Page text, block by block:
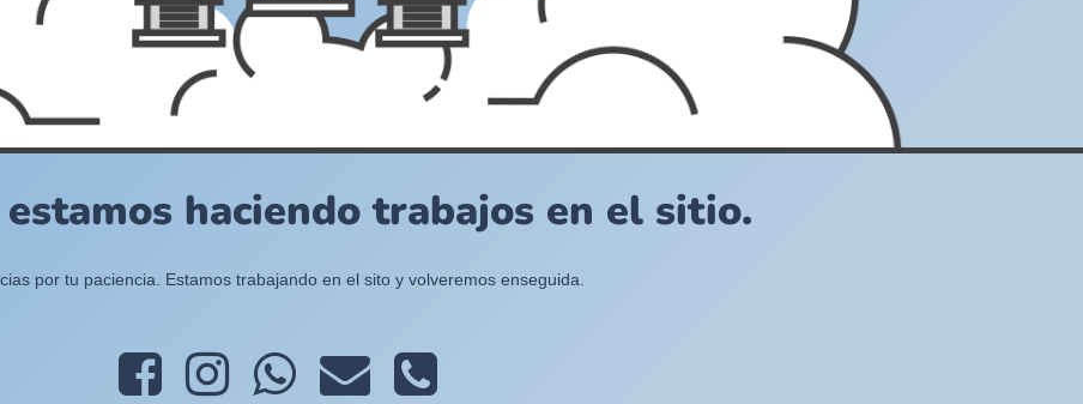
haciendo trabajos en el sitio.
por tu paciencia. Estamos trabajando en el sito y volveremos enseguida.